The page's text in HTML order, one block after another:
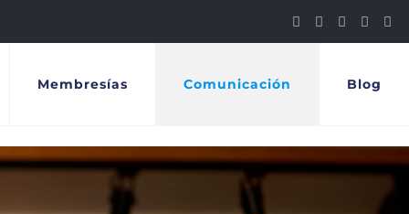
Membresías Comunicación Blog